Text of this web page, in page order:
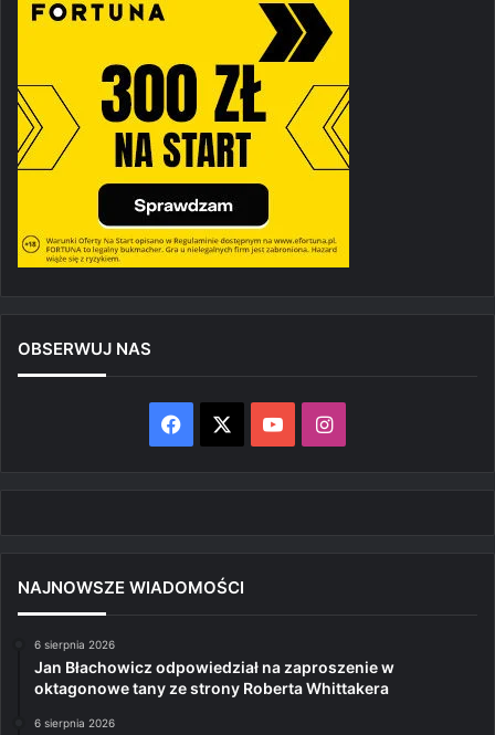
OBSERWUJ NAS
Facebook YouTubeInstagram
NAJNOWSZE WIADOMOŚCI
6 sierpnia 2026
Jan Błachowicz odpowiedział na zaproszenie w
oktagonowe tany ze strony Roberta Whittakera
6 sierpnia 2026